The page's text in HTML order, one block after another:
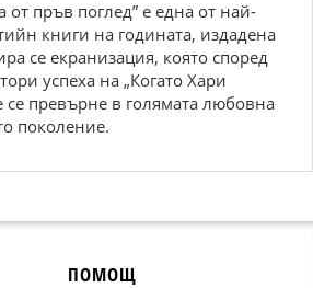
от пръв поглед” е една от най-
книги на годината, издадена
се екранизация, която според
успеха на „Когато Хари
превърне в голямата любовна
поколение.
ПОМОЩ